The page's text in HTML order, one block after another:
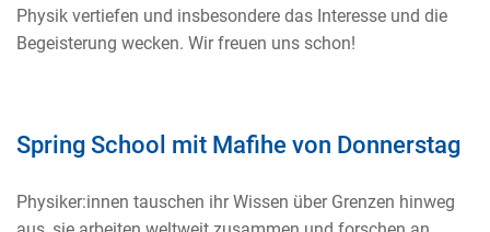
Physik vertiefen und insbesondere das Interesse und die
Begeisterung wecken. Wir freuen uns schon!
Spring School mit Mafihe von Donnerstag
Physiker:innen tauschen ihr Wissen über Grenzen hinweg